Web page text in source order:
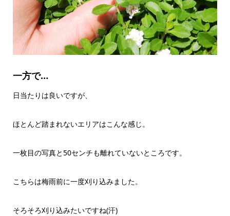
一方で…
日当たりは良いですが、
ほとんど踏まれないエリアはこんな感じ。
一枚目の写真と50センチも離れていないところです。
こちらは梅雨前に一度刈り込みました。
そろそろ刈り込みたいですね(汗)